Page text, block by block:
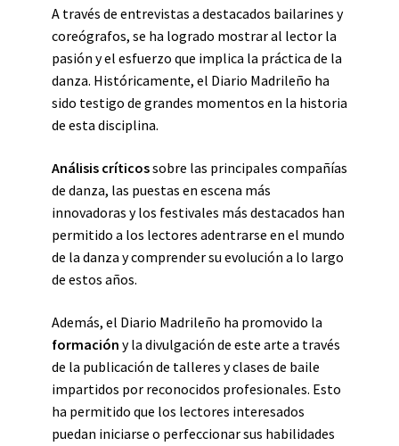
A través de entrevistas a destacados bailarines y
coreógrafos, se ha logrado mostrar al lector la
pasión y el esfuerzo que implica la práctica de la
danza. Históricamente, el Diario Madrileño ha
sido testigo de grandes momentos en la historia
de esta disciplina.
Análisis críticossobre las principales compañías
de danza, las puestas en escena más
innovadoras y los festivales más destacados han
permitido a los lectores adentrarse en el mundo
de la danza y comprender su evolución a lo largo
de estos años.
Además, el Diario Madrileño ha promovido la
formación y la divulgación de este arte a través
de la publicación de talleres y clases de baile
impartidos por reconocidos profesionales. Esto
ha permitido que los lectores interesados
puedan iniciarse o perfeccionar sus habilidades